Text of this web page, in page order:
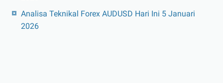
Analisa Teknikal Forex AUDUSD Hari Ini 5 Januari
2026